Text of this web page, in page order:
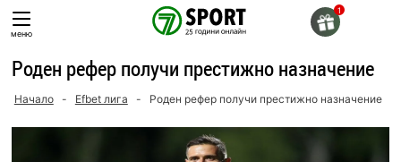
Skip
toменю
Роден рефер получи престижно назначение
Начало - Efbet лига - Роден рефер получи престижно назначение